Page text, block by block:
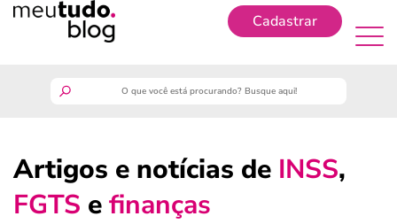
Cadastrar
guia do trabalhador
Artigos e notícias de INSS,
FGTS efinanças